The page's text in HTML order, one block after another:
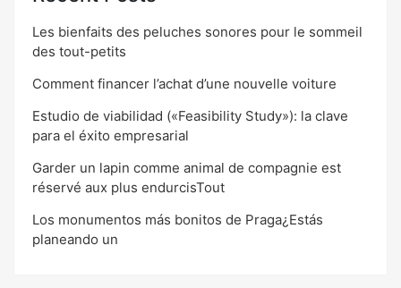
Les bienfaits des peluches sonores pour le sommeil
des tout-petits
Comment financer l’achat d’une nouvelle voiture
Estudio de viabilidad («Feasibility Study»): la clave
para el éxito empresarial
Garder un lapin comme animal de compagnie est
réservé aux plus endurcisTout
Los monumentos más bonitos de Praga¿Estás
planeando un